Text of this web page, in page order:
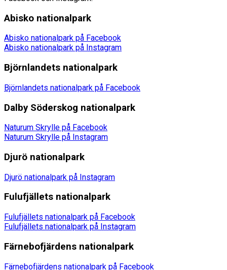
Abisko nationalpark
Abisko nationalpark på Facebook
Abisko nationalpark på Instagram
Björnlandets nationalpark
Björnlandets nationalpark på Facebook
Dalby Söderskog nationalpark
Naturum Skrylle på Facebook
Naturum Skrylle på Instagram
Djurö nationalpark
Djurö nationalpark på Instagram
Fulufjällets nationalpark
Fulufjällets nationalpark på Facebook
Fulufjällets nationalpark på Instagram
Färnebofjärdens nationalpark
Färnebofjärdens nationalpark på Facebook